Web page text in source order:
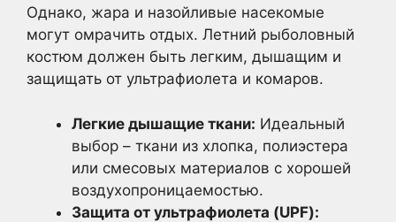
Однако, жара и назойливые насекомые
могут омрачить отдых. Летний рыболовный
костюм должен быть легким, дышащим и
защищать от ультрафиолета и комаров.
Легкие дышащие ткани: Идеальный
выбор – ткани из хлопка, полиэстера
или смесовых материалов с хорошей
воздухопроницаемостью.
Защита от ультрафиолета (UPF):